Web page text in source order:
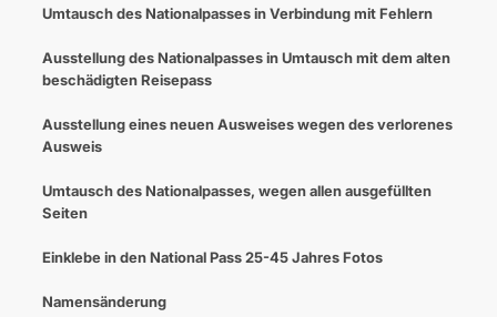
Umtausch des Nationalpasses in Verbindung mit Fehlern
Ausstellung des Nationalpasses in Umtausch mit dem alten
beschädigten Reisepass
Ausstellung eines neuen Ausweises wegen des verlorenes
Ausweis
Umtausch des Nationalpasses, wegen allen ausgefüllten
Seiten
Einklebe in den National Pass 25-45 Jahres Fotos
Namensänderung